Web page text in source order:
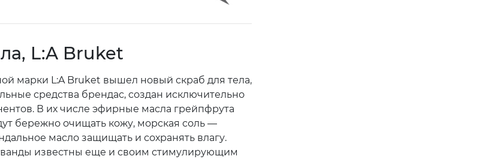
L:A Bruket
марки L:A Bruket вышел новый скраб для тела,
средства брендас, создан исключительно
В их числе эфирные масла грейпфрута
бережно очищать кожу, морская соль —
масло защищать и сохранять влагу.
известны еще и своим стимулирующим